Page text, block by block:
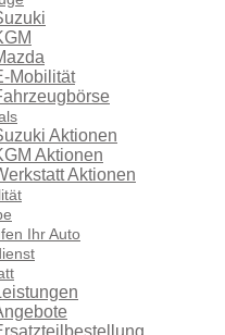
Mobilität
Aktionen
Aktionen
Aktionen
Ihr Auto